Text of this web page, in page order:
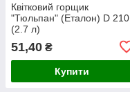
Квітковий горщик
"Тюльпан" (Еталон) D 210
(2.7 л)
51,40 ₴
Купити